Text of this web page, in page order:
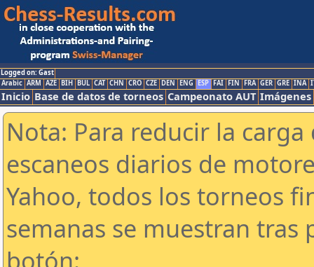
Logged on: Gast
Arabic ARM AZE BIH BUL CAT CHN CRO CZE DEN ENG ESP FAI FIN FRA GER GRE INA
Inicio Base de datos de torneos Campeonato AUT Imágenes
Nota: Para reducir la
escaneos diarios de
Yahoo, todos los torneos
semanas se muestran tras